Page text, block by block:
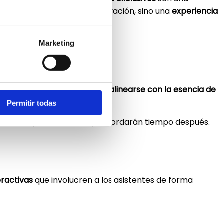
Marketing
Permitir todas
solo un espacio de observación, sino unaexperiencia
historia.
puede sercurado para alinearse con la esencia de
que disfrutarán y recordarán tiempo después.
que involucren a los asistentes de forma